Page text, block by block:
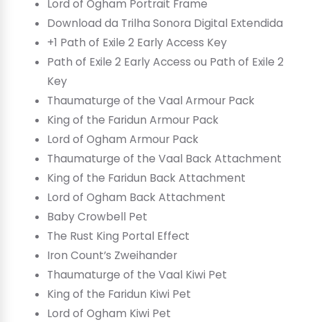
Lord of Ogham Portrait Frame
Download da Trilha Sonora Digital Extendida
+1 Path of Exile 2 Early Access Key
Path of Exile 2 Early Access ou Path of Exile 2
Key
Thaumaturge of the Vaal Armour Pack
King of the Faridun Armour Pack
Lord of Ogham Armour Pack
Thaumaturge of the Vaal Back Attachment
King of the Faridun Back Attachment
Lord of Ogham Back Attachment
Baby Crowbell Pet
The Rust King Portal Effect
Iron Count’s Zweihander
Thaumaturge of the Vaal Kiwi Pet
King of the Faridun Kiwi Pet
Lord of Ogham Kiwi Pet